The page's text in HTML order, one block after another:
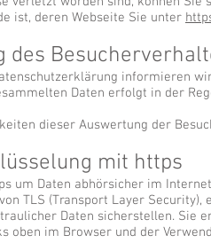
ist, deren Webseite Sie unter
des
informieren
Daten erfolgt in der
dieser Auswertung der
mit https
um Daten abhörsicher im
TLS (Transport Layer
Daten sicherstellen. Sie
oben im Browser und der